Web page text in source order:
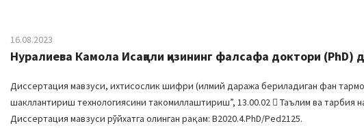
16.08.2023
Нуралиева Камола Исақали қизининг фалсафа доктори (PhD)
Диссертация мавзуси, ихтисослик шифри (илмий даража бериладиган фан
шакллантириш технологиясини такомиллаштириш”, 13.00.02  Таълим ва тарбия
Диссертация мавзуси рўйхатга олинган рақам: B2020.4.PhD/Ped2125.